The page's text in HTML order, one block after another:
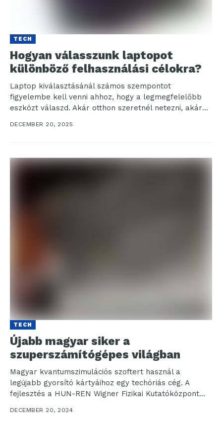
TECH
Hogyan válasszunk laptopot
különböző felhasználási célokra?
Laptop kiválasztásánál számos szempontot
figyelembe kell venni ahhoz, hogy a legmegfelelőbb
eszközt válaszd. Akár otthon szeretnél netezni, akár
DECEMBER 20, 2025
TECH
Újabb magyar siker a
szuperszámítógépes világban
Magyar kvantumszimulációs szoftert használ a
legújabb gyorsító kártyáihoz egy techóriás cég. A
fejlesztés a HUN-REN Wigner Fizikai Kutatóközpont
DECEMBER 20, 2024